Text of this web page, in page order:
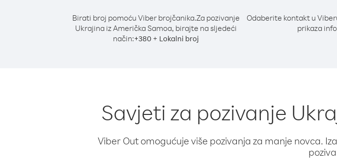
Birati broj pomoću Viber brojčanika.Za pozivanje
Ukrajina iz Američka Samoa, birajte na sljedeći
način:+380+ Lokalni broj
Odaberite kontakt u
prikaza
Savjeti za pozivanje
Viber Out omogućuje više pozivanja za manje novca.